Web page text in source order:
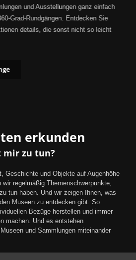
und Ausstellungen ganz einfach
Grad-Rundgängen. Entdecken Sie
details, die sonst nicht so leicht
erkunden
mir zu tun?
Geschichte und Objekte auf Augenhöhe
regelmäßig Themenschwerpunkte,
tun haben. Und wir zeigen Ihnen, was
Museen zu entdecken gibt. So
Bezüge herstellen und immer
machen. Und es entstehen
und Sammlungen miteinander